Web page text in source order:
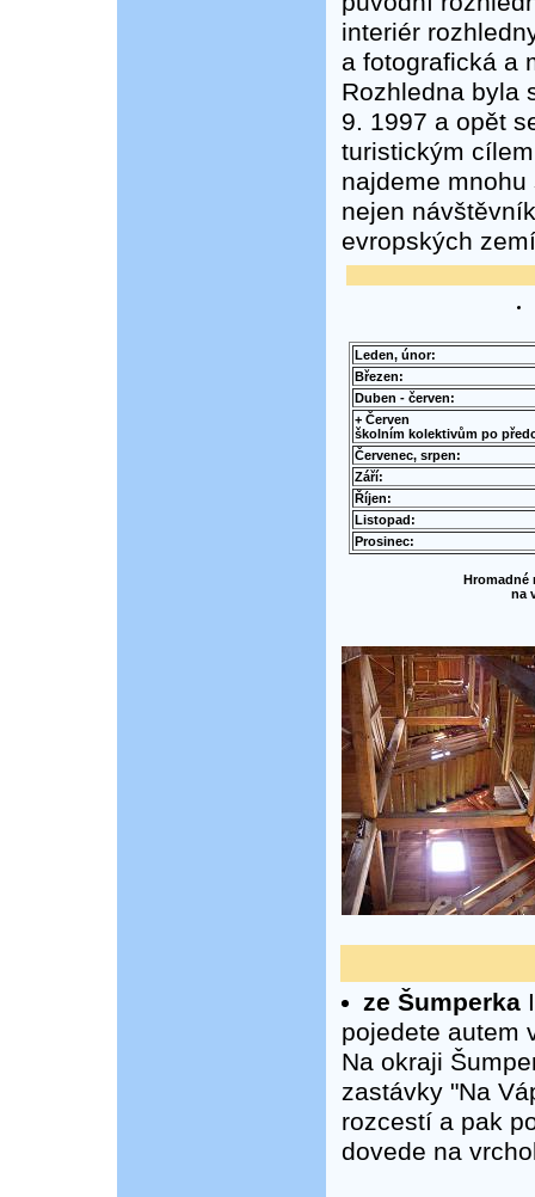
interiér
a fotografická a
Rozhledna byla
9. 1997 a opět
turistickým
najdeme
nejen
evropských
Leden, únor:
Březen:
Duben - červen:
+ Červen
školním kolektivům po
Červenec, srpen:
Září:
Říjen:
Listopad:
Prosinec:
Hromadné
na
ze Šumperka
pojedete autem
Na okraji
zastávky "Na
rozcestí a pak
dovede na